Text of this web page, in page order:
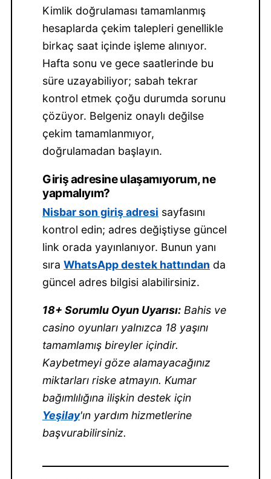
Kimlik doğrulaması tamamlanmış
hesaplarda çekim talepleri genellikle
birkaç saat içinde işleme alınıyor.
Hafta sonu ve gece saatlerinde bu
süre uzayabiliyor; sabah tekrar
kontrol etmek çoğu durumda sorunu
çözüyor. Belgeniz onaylı değilse
çekim tamamlanmıyor,
doğrulamadan başlayın.
Giriş adresine ulaşamıyorum, ne
yapmalıyım?
Nisbar son giriş adresi sayfasını
kontrol edin; adres değiştiyse güncel
link orada yayınlanıyor. Bunun yanı
sıraWhatsApp destek hattından da
güncel adres bilgisi alabilirsiniz.
18+ Sorumlu Oyun Uyarısı: Bahis ve
casino oyunları yalnızca 18 yaşını
tamamlamış bireyler içindir.
Kaybetmeyi göze alamayacağınız
miktarları riske atmayın. Kumar
bağımlılığına ilişkin destek için
Yeşilay'ın yardım hizmetlerine
başvurabilirsiniz.